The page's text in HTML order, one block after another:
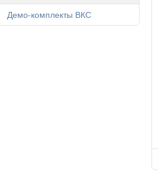
Демо-комплекты ВКС